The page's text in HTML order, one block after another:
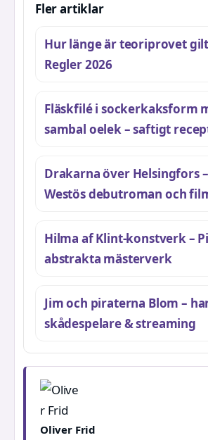
Fler artiklar
Hur länge är teoriprovet
Regler 2026
Fläskfilé i sockerkaksform
sambal oelek – saftigt
Drakarna över Helsingfors
Westös debutroman och
Hilma af Klint-konstverk –
abstrakta mästerverk
Jim och piraterna Blom –
skådespelare & streaming
Oliver Frid